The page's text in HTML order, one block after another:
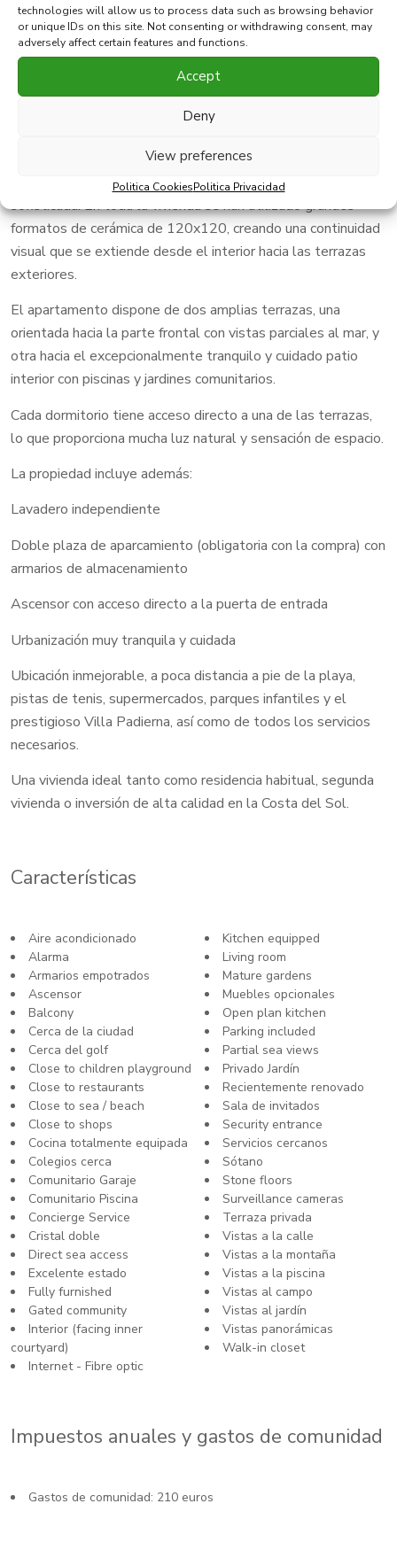
technologies will allow us to process data such as browsing behavior
or unique IDs on this site. Not consenting or withdrawing consent, may
adversely affect certain features and functions.
Accept
Deny
View preferences
Politica CookiesPolitica Privacidad
Presentamos esta exclusiva propiedad de 3 dormitorios y 2
baños, completamente renovada en 2025 utilizando
materiales de primera calidad y con un diseño moderno y
Las baños están realizados íntegramente en microcemento,
con grifería empotrada que aporta una estética limpia y
sofisticada. En toda la vivienda se han utilizado grandes
formatos de cerámica de 120x120, creando una continuidad
visual que se extiende desde el interior hacia las terrazas
exteriores.
El apartamento dispone de dos amplias terrazas, una
orientada hacia la parte frontal con vistas parciales al mar, y
otra hacia el excepcionalmente tranquilo y cuidado patio
interior con piscinas y jardines comunitarios.
Cada dormitorio tiene acceso directo a una de las terrazas,
lo que proporciona mucha luz natural y sensación de espacio.
La propiedad incluye además:
Lavadero independiente
Doble plaza de aparcamiento (obligatoria con la compra) con
armarios de almacenamiento
Ascensor con acceso directo a la puerta de entrada
Urbanización muy tranquila y cuidada
Ubicación inmejorable, a poca distancia a pie de la playa,
pistas de tenis, supermercados, parques infantiles y el
prestigioso Villa Padierna, así como de todos los servicios
necesarios.
Una vivienda ideal tanto como residencia habitual, segunda
vivienda o inversión de alta calidad en la Costa del Sol.
Características
Aire acondicionado
Alarma
Armarios empotrados
Ascensor
Balcony
Cerca de la ciudad
Cerca del golf
Close to children playground
Close to restaurants
Close to sea / beach
Close to shops
Cocina totalmente equipada
Colegios cerca
Comunitario Garaje
Comunitario Piscina
Concierge Service
Cristal doble
Direct sea access
Excelente estado
Fully furnished
Gated community
Interior (facing inner
courtyard)
Internet - Fibre optic
Kitchen equipped
Living room
Mature gardens
Muebles opcionales
Open plan kitchen
Parking included
Partial sea views
Privado Jardín
Recientemente renovado
Sala de invitados
Security entrance
Servicios cercanos
Sótano
Stone floors
Surveillance cameras
Terraza privada
Vistas a la calle
Vistas a la montaña
Vistas a la piscina
Vistas al campo
Vistas al jardín
Vistas panorámicas
Walk-in closet
Impuestos anuales y gastos de comunidad
Gastos de comunidad: 210 euros